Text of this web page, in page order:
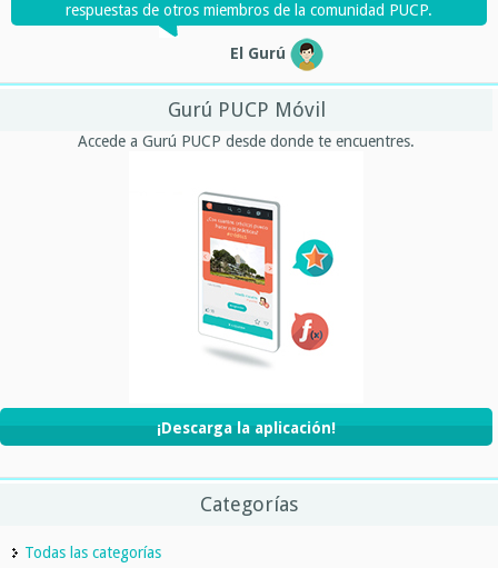
respuestas de otros miembros de la comunidad PUCP.
El Gurú
Gurú PUCP Móvil
Accede a Gurú PUCP desde donde te encuentres.
¡Descarga la aplicación!
Categorías
Todas las categorías